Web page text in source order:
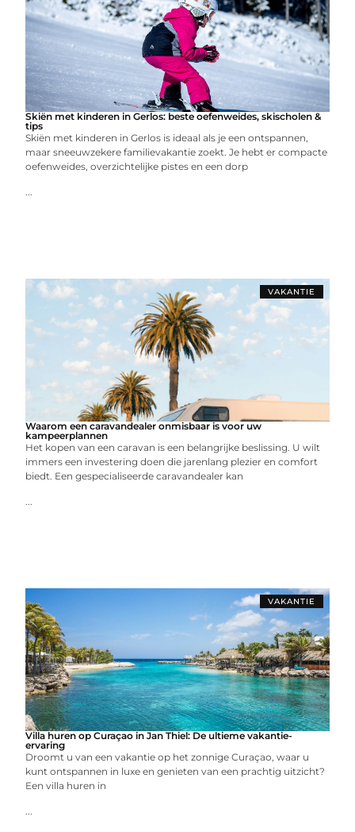
Skiën met kinderen in Gerlos: beste oefenweides, skischolen &
tips
Skiën met kinderen in Gerlos is ideaal als je een ontspannen,
maar sneeuwzekere familievakantie zoekt. Je hebt er compacte
oefenweides, overzichtelijke pistes en een dorp
...
VAKANTIE
Waarom een caravandealer onmisbaar is voor uw
kampeerplannen
Het kopen van een caravan is een belangrijke beslissing. U wilt
immers een investering doen die jarenlang plezier en comfort
biedt. Een gespecialiseerde caravandealer kan
...
VAKANTIE
Villa huren op Curaçao in Jan Thiel: De ultieme vakantie-
ervaring
Droomt u van een vakantie op het zonnige Curaçao, waar u
kunt ontspannen in luxe en genieten van een prachtig uitzicht?
Een villa huren in
...